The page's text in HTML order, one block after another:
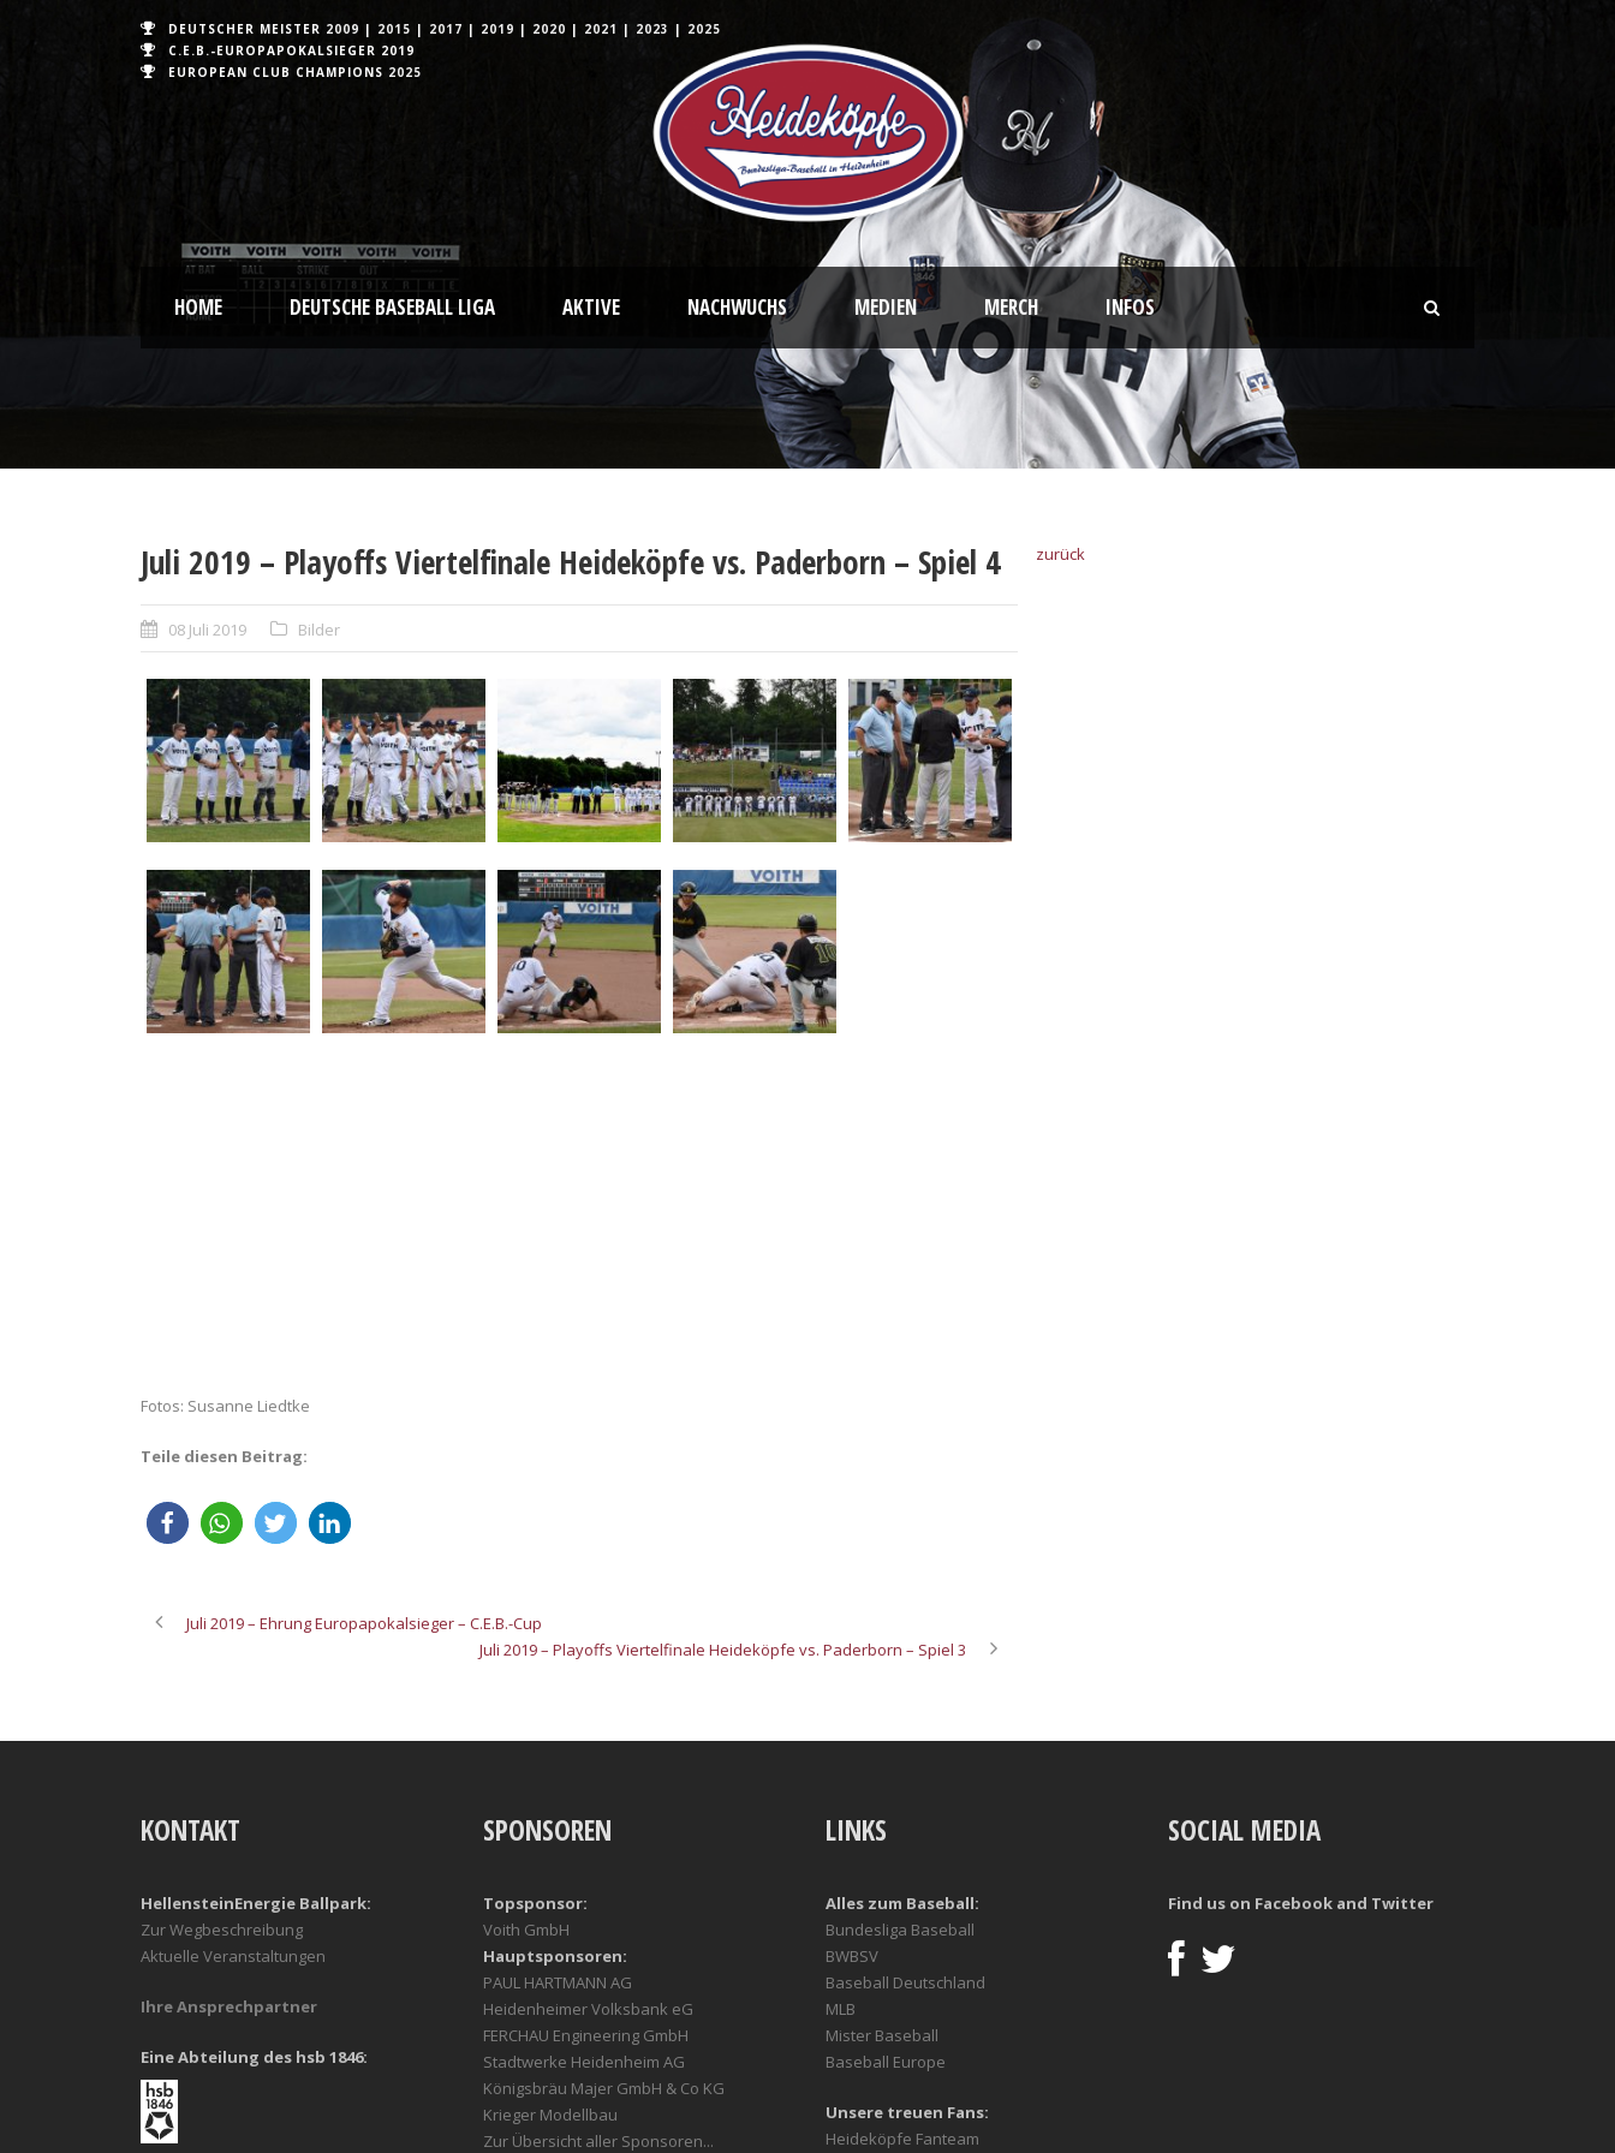
DEUTSCHER MEISTER 2009 | 2015 | 2017 | 2019 | 2020 | 2021 | 2023 | 2025
C.E.B.-EUROPAPOKALSIEGER 2019
EUROPEAN CLUB CHAMPIONS 2025
HOME DEUTSCHE BASEBALL LIGA AKTIVE NACHWUCHS MEDIEN MERCH INFOS
Juli 2019 – Playoffs Viertelfinale Heideköpfe vs. Paderborn – Spiel 4
08 Juli 2019 Bilder
Fotos: Susanne Liedtke
Teile diesen Beitrag:
Juli 2019 – Ehrung Europapokalsieger – C.E.B.-Cup
Juli 2019 – Playoffs Viertelfinale Heideköpfe vs. Paderborn – Spiel 3
zurück
KONTAKT
HellensteinEnergie Ballpark:
Zur Wegbeschreibung
Aktuelle Veranstaltungen
Ihre Ansprechpartner
Eine Abteilung des hsb 1846:
SPONSOREN
Topsponsor:
Voith GmbH
Hauptsponsoren:
PAUL HARTMANN AG
Heidenheimer Volksbank eG
FERCHAU Engineering GmbH
Stadtwerke Heidenheim AG
Königsbräu Majer GmbH & Co KG
Krieger Modellbau
Zur Übersicht aller Sponsoren...
LINKS
Alles zum Baseball:
Bundesliga Baseball
BWBSV
Baseball Deutschland
MLB
Mister Baseball
Baseball Europe
Unsere treuen Fans:
Heideköpfe Fanteam
SOCIAL MEDIA
Find us on Facebook and Twitter